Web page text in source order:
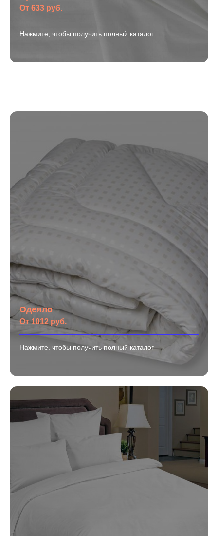
От 633 руб.
Нажмите, чтобы получить полный каталог
Одеяло
От 1012 руб.
Нажмите, чтобы получить полный каталог